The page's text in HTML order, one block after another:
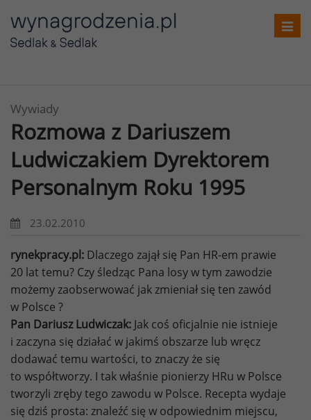
Wywiady
Rozmowa z Dariuszem
Ludwiczakiem Dyrektorem
Personalnym Roku 1995
23.02.2010
rynekpracy.pl: Dlaczego zajął się Pan HR-em prawie
20 lat temu? Czy śledząc Pana losy w tym zawodzie
możemy zaobserwować jak zmieniał się ten zawód
w Polsce ?
Pan Dariusz Ludwiczak: Jak coś oficjalnie nie istnieje
i zaczyna się działać w jakimś obszarze lub wręcz
dodawać temu wartości, to znaczy że się
to współtworzy. I tak właśnie pionierzy HRu w Polsce
tworzyli zręby tego zawodu w Polsce. Recepta wydaje
się dziś prosta: znaleźć się w odpowiednim miejscu,